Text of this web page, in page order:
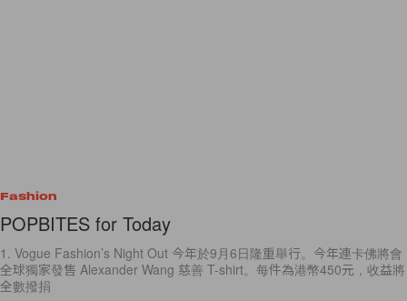
Fashion
POPBITES for Today
1. Vogue Fashion’s Night Out 今年於9月6日隆重舉行。今年連卡佛將會
全球獨家發售 Alexander Wang 慈善 T-shirt。每件為港幣450元，收益將
全數撥捐